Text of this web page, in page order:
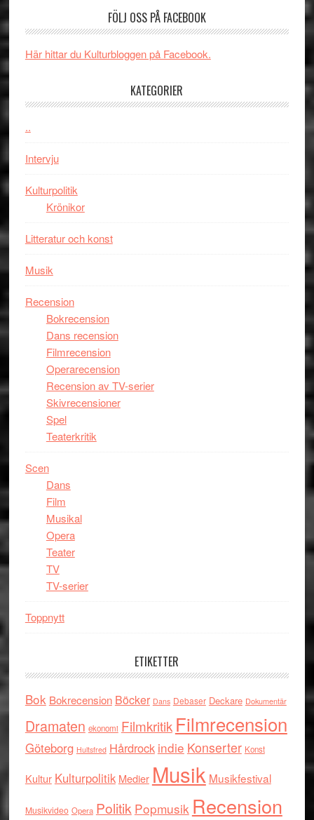
spännande
kan
FÖLJ OSS PÅ FACEBOOK
Här hittar du Kulturbloggen på Facebook.
KATEGORIER
..
Intervju
Kulturpolitik
Krönikor
Litteratur och konst
Musik
Recension
Bokrecension
Dans recension
Filmrecension
Operarecension
Recension av TV-serier
Skivrecensioner
Spel
Teaterkritik
Scen
Dans
Film
Musikal
Opera
Teater
TV
TV-serier
Toppnytt
ETIKETTER
Bok Bokrecension Böcker Dans Debaser Deckare Dokumentär
Dramaten ekonomi Filmkritik Filmrecension
Göteborg Hultsfred Hårdrock indie Konserter Konst
Kultur Kulturpolitik Medier Musik Musikfestival
Musikvideo Opera Politik Popmusik Recension